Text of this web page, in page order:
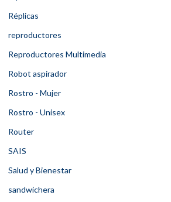
Réplicas
reproductores
Reproductores Multimedia
Robot aspirador
Rostro - Mujer
Rostro - Unisex
Router
SAIS
Salud y Bienestar
sandwichera